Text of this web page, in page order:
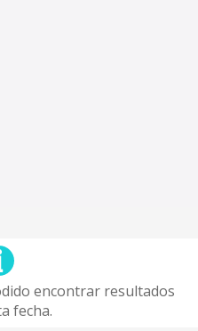
encontrar resultados
fecha.